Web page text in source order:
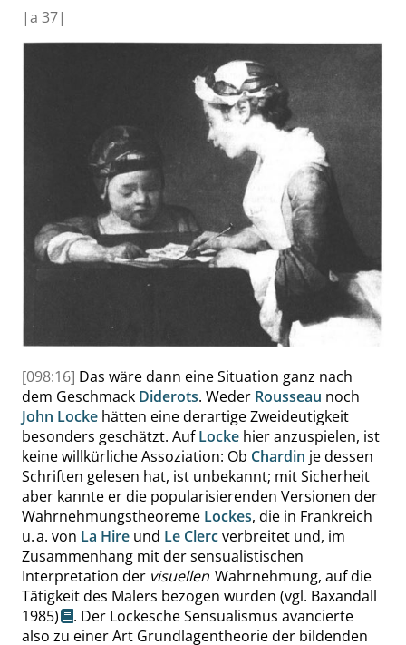
|a 37|
[098:16] Das wäre dann eine Situation ganz nach
dem Geschmack Diderots. Weder Rousseau noch
John Locke hätten eine derartige Zweideutigkeit
besonders geschätzt. AufLocke hier anzuspielen, ist
keine willkürliche Assoziation: Ob Chardin je dessen
Schriften gelesen hat, ist unbekannt; mit Sicherheit
aber kannte er die popularisierenden Versionen der
Wahrnehmungstheoreme Lockes, die in Frankreich
u. a. von La Hire und Le Clercverbreitet und, im
Zusammenhang mit der sensualistischen
Interpretation der visuellen Wahrnehmung, auf die
Tätigkeit des Malers bezogen wurden (vgl. Baxandall
1985)
. Der Lockesche Sensualismus avancierte
also zu einer Art Grundlagentheorie der bildenden